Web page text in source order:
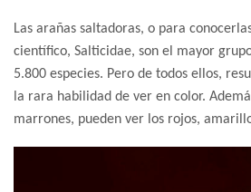
Las arañas saltadoras, o para
científico, Salticidae, son el mayor
5.800 especies. Pero de todos ellos,
la rara habilidad de ver en color.
marrones, pueden ver los rojos,